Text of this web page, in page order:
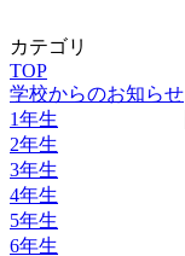
カテゴリ
TOP
学校からのお知らせ
1年生
2年生
3年生
4年生
5年生
6年生